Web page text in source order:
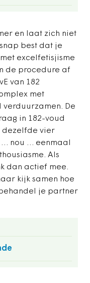
en laat zich niet
best dat je
excelfetisjisme
de procedure af
van 182
met
verduurzamen. De
in 182-voud
dezelfde vier
nou … eenmaal
Als
dan actief mee.
kijk samen hoe
je partner